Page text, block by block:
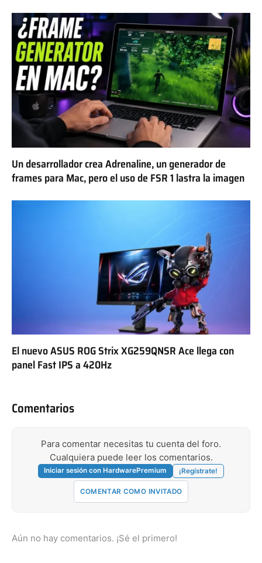
Un desarrollador crea Adrenaline, un generador de
frames para Mac, pero el uso de FSR 1 lastra la imagen
El nuevo ASUS ROG Strix XG259QNSR Ace llega con
panel Fast IPS a 420Hz
Comentarios
Para comentar necesitas tu cuenta del foro.
Cualquiera puede leer los comentarios.
Iniciar sesión con HardwarePremium ¡Regístrate!
COMENTAR COMO INVITADO
Aún no hay comentarios. ¡Sé el primero!